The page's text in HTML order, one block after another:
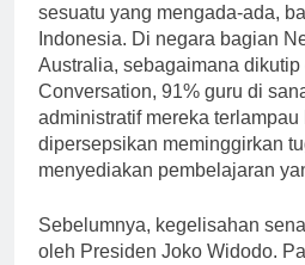
sesuatu yang mengada-ada,
Indonesia. Di negara bagian
Australia, sebagaimana dikutip
Conversation, 91% guru di
administratif mereka terlampau
dipersepsikan meminggirkan
menyediakan pembelajaran
Sebelumnya, kegelisahan
oleh Presiden Joko Widodo.